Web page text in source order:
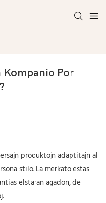
Kompanio Por
produktojn adaptitajn al
stilo. La merkato estas
elstaran agadon, de